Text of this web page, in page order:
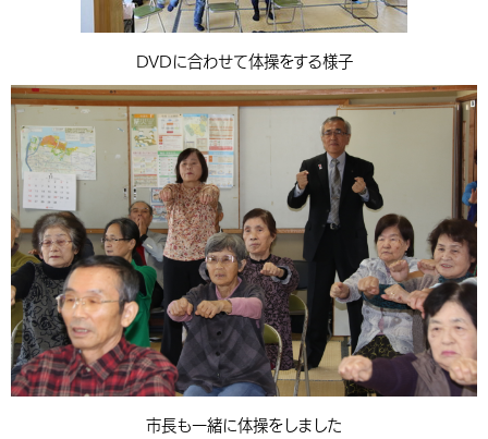
DVDに合わせて体操をする様子
市長も一緒に体操をしました